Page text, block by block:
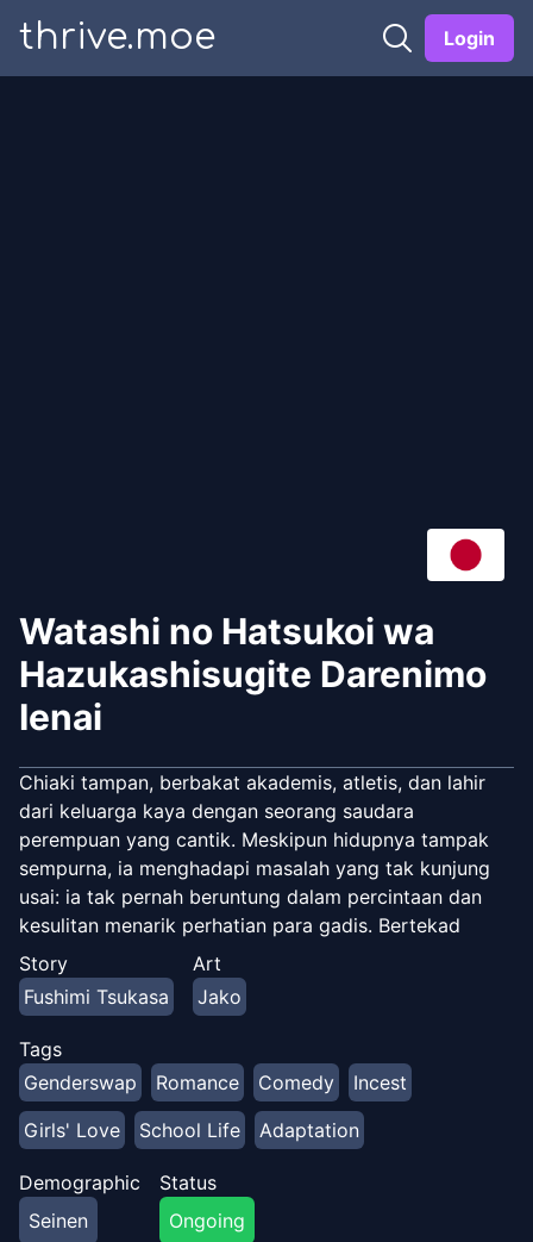
thrive.moe Login
Watashi no Hatsukoi wa
Hazukashisugite Darenimo
Ienai
Chiaki tampan, berbakat akademis, atletis, dan lahir
dari keluarga kaya dengan seorang saudara
perempuan yang cantik. Meskipun hidupnya tampak
sempurna, ia menghadapi masalah yang tak kunjung
usai: ia tak pernah beruntung dalam percintaan dan
kesulitan menarik perhatian para gadis. Bertekad
untuk mengubah keadaan di SMA, ia terbangun di
suatu pagi dan mendapati transformasi yang
mengejutkan—ia telah berubah menjadi seorang gadis!
Ia terkejut mengetahui bahwa ia telah kehilangan
penampilan yang begitu ia banggakan, tetapi ketika ia
bercermin, ia melihat seorang gadis yang sangat
manis di pantulannya. Ia segera memamerkannya
kepada saudara kembarnya, Kaede, yang kebetulan
sangat populer di kalangan para gadis, tetapi ada juga
sesuatu yang sangat aneh terjadi padanya... (Sumber:
Story
Fushimi Tsukasa
Art
Jako
Tags
Genderswap
Romance Comedy
Incest
Girls' Love
School Life Adaptation
Demographic
Seinen
Status
Ongoing